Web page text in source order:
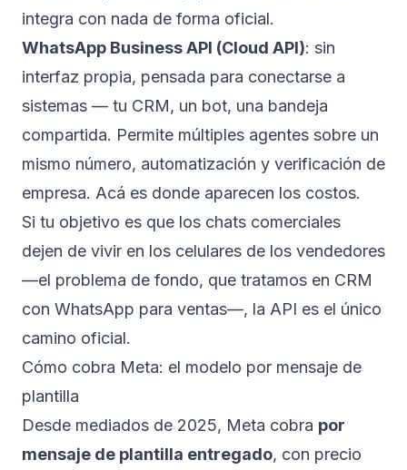
integra con nada de forma oficial.
WhatsApp Business API (Cloud API): sin
interfaz propia, pensada para conectarse a
sistemas — tu CRM, un bot, una bandeja
compartida. Permite múltiples agentes sobre un
mismo número, automatización y verificación de
empresa. Acá es donde aparecen los costos.
Si tu objetivo es que los chats comerciales
dejen de vivir en los celulares de los vendedores
—el problema de fondo, que tratamos en CRM
con WhatsApp para ventas—, la API es el único
camino oficial.
Cómo cobra Meta: el modelo por mensaje de
plantilla
Desde mediados de 2025, Meta cobra por
mensaje de plantilla entregado, con precio